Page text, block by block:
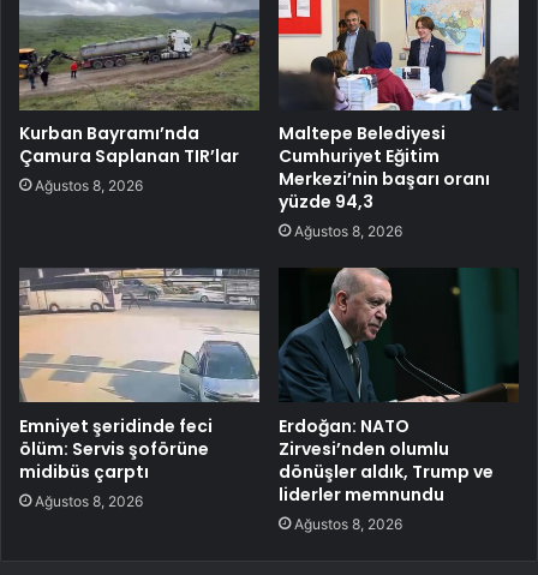
Kurban Bayramı’nda
Çamura Saplanan TIR’lar
Ağustos 8, 2026
Maltepe Belediyesi
Cumhuriyet Eğitim
Merkezi’nin başarı oranı
yüzde 94,3
Ağustos 8, 2026
Emniyet şeridinde feci
ölüm: Servis şoförüne
midibüs çarptı
Ağustos 8, 2026
Erdoğan: NATO
Zirvesi’nden olumlu
dönüşler aldık, Trump ve
liderler memnundu
Ağustos 8, 2026